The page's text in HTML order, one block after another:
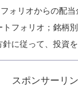
ォリオからの配当
トフォリオ；銘柄
針に従って、投資
スポンサーリ